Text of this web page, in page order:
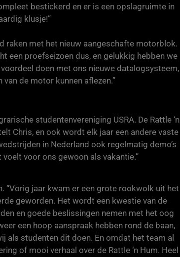
bestickerd en er is een opslagruimte in
klusje!”
raken met het nieuw aangeschafte motorblok.
een proefseizoen dus, en gelukkig hebben we
doen met ons nieuwe datalogsysteem,
de motor kunnen aflezen.”
studentenvereniging USRA. De Rattle ‘n
Chris, en ook wordt elk jaar een andere vaste
in Nederland ook regelmatig demo’s
voor ons gewoon als vakantie.”
“Vorig jaar kwam er een grote rookwolk uit het
geworden. Het wordt een kwestie van de
en goede beslissingen nemen met het oog
een hoop aanspraak hebben rond de baan,
als studenten dit doen. En omdat het team al
of mooi verhaal over de Rattle ‘n Hum. Heel